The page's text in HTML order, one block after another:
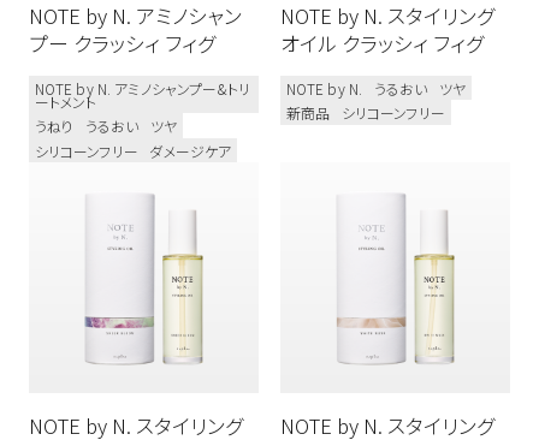
NOTE by N. アミノシャン
プー クラッシィ フィグ
NOTE by N. アミノシャンプー&トリ
ートメント
うねり
うるおい
ツヤ
シリコーンフリー
ダメージケア
NOTE by N. スタイリング
オイル クラッシィ フィグ
NOTE by N. うるおい
ツヤ
新商品
シリコーンフリー
NOTE by N. スタイリング
NOTE by N. スタイリング